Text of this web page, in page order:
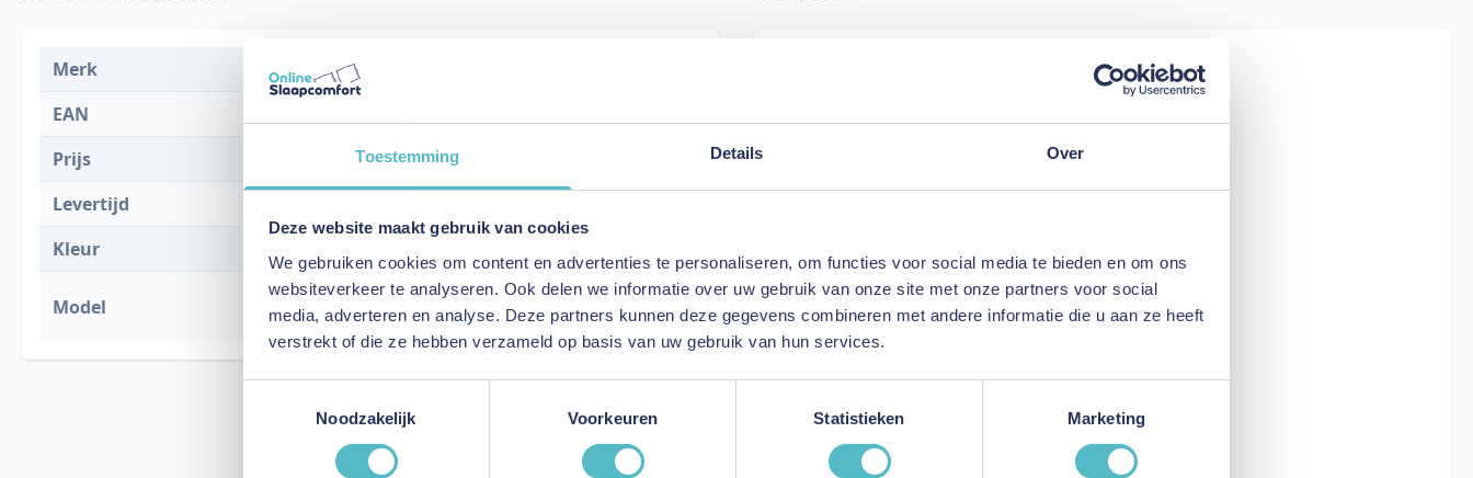
Toestemming Details Over
Deze website maakt gebruik van cookies
We gebruiken cookies om content en advertenties te personaliseren, om functies voor social media te bieden en om ons
websiteverkeer te analyseren. Ook delen we informatie over uw gebruik van onze site met onze partners voor social
media, adverteren en analyse. Deze partners kunnen deze gegevens combineren met andere informatie die u aan ze heeft
verstrekt of die ze hebben verzameld op basis van uw gebruik van hun services.
Noodzakelijk
Voorkeuren Statistieken Marketing
Merk
EAN
Prijs
€ 1.617,00
Levertijd
Kleur
Model
Lomira Sofa Bed Nordic Cover
Classic (Only Back Frame Cover)
Review
This form is protected by reCAPTCHA - the
Google Privacy Policy
Terms of Service